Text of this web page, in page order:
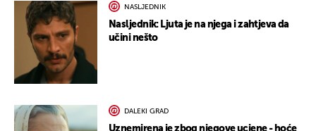
NASLJEDNIK
Nasljednik: Ljuta je na njega i zahtjeva da
učini nešto
DALEKI GRAD
Uznemirena je zbog njegove ucjene - hoće